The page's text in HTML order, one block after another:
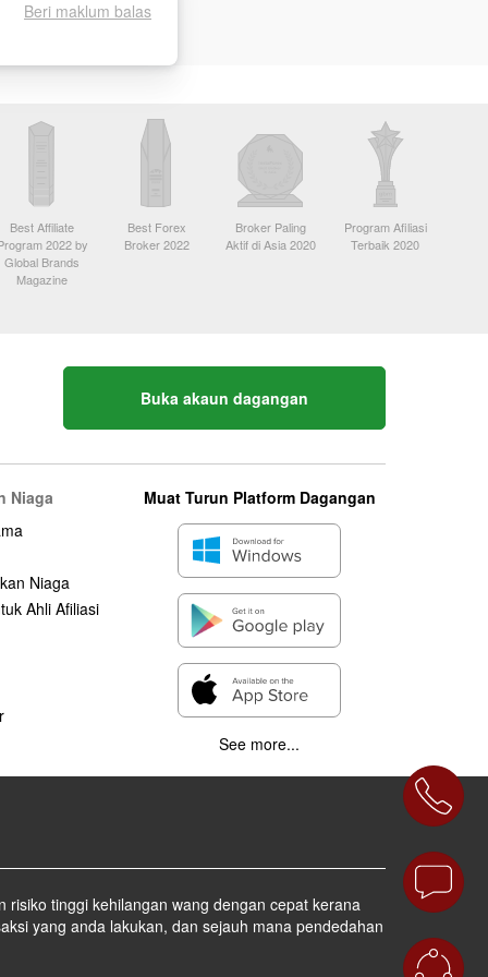
Beri maklum balas
Best Affiliate
2022 by
Global Brands
Magazine
Best Forex
Broker 2022
Broker Paling
Aktif di Asia 2020
Program Afiliasi
Terbaik 2020
Buka akaun dagangan
Niaga
Niaga
Ahli Afiliasi
Muat Turun Platform Dagangan
See more...
tinggi kehilangan wang dengan cepat kerana
yang anda lakukan, dan sejauh mana pendedahan